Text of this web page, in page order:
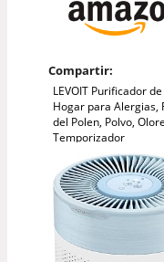
Compartir:
LEVOIT Purificador
Hogar para Alergias,
del Polen, Polvo,
Temporizador